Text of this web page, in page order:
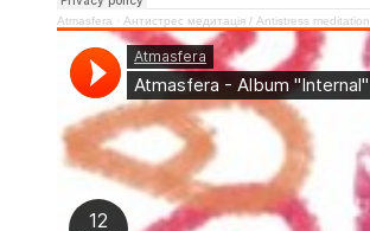
Atmasfera · Антистрес медитація / Аntistress meditation